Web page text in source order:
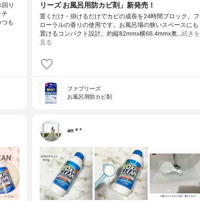
り
も
リーズ お風呂用防カビ剤」新発売！
置くだけ・掛けるだけでカビの成長を24時間ブロック。フ
ローラルの香りの使用です。お風呂場の狭いスペースにも
置けるコンパクト設計。約縦82mmx横66.4mmx奥…続きを
見る
ファブリーズ
お風呂用防カビ剤
an＊°